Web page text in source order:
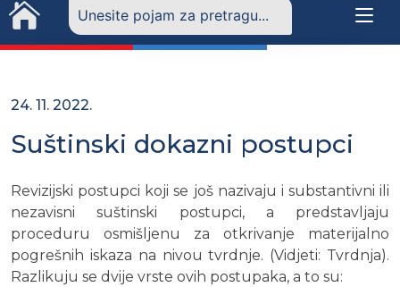
24. 11. 2022.
Suštinski dokazni postupci
Revizijski postupci koji se još nazivaju i substantivni ili
nezavisni suštinski postupci, a predstavljaju
proceduru osmišljenu za otkrivanje materijalno
pogrešnih iskaza na nivou tvrdnje. (Vidjeti: Tvrdnja).
Razlikuju se dvije vrste ovih postupaka, a to su: